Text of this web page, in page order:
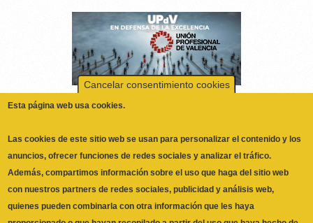
Cancelar consentimiento cookies
Esta página web usa cookies.
Las cookies de este sitio web se usan para personalizar el contenido y los
anuncios, ofrecer funciones de redes sociales y analizar el tráfico.
Además, compartimos información sobre el uso que haga del sitio web
quienes pueden combinarla con otra información que les haya
proporcionado o que hayan recopilado a partir del uso que haya hecho de
sus servicios. No, Deme más información
Necesarias
Las cookies necesarias ayudan a hacer una página web utilizable